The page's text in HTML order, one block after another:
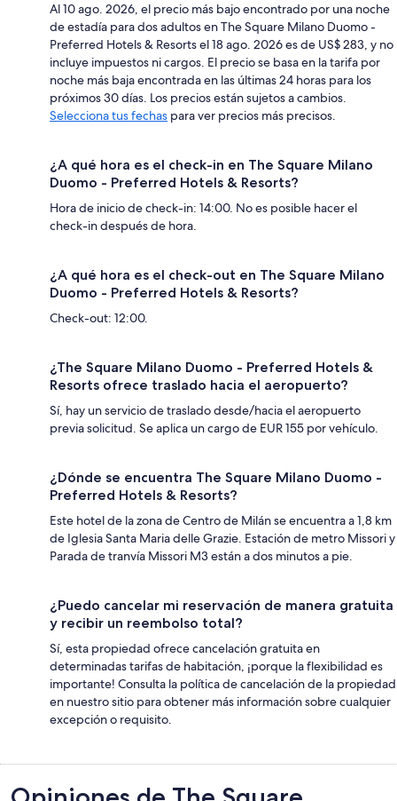
Al 10 ago. 2026, el precio más bajo encontrado por una noche
de estadía para dos adultos en The Square Milano Duomo -
Preferred Hotels & Resorts el 18 ago. 2026 es de US$ 283, y no
incluye impuestos ni cargos. El precio se basa en la tarifa por
noche más baja encontrada en las últimas 24 horas para los
próximos 30 días. Los precios están sujetos a cambios.
Selecciona tus fechas para ver precios más precisos.
¿A qué hora es el check-in en The Square Milano
Duomo - Preferred Hotels & Resorts?
Hora de inicio de check-in: 14:00. No es posible hacer el
check-in después de hora.
¿A qué hora es el check-out en The Square Milano
Duomo - Preferred Hotels & Resorts?
Check-out: 12:00.
¿The Square Milano Duomo - Preferred Hotels &
Resorts ofrece traslado hacia el aeropuerto?
Sí, hay un servicio de traslado desde/hacia el aeropuerto
previa solicitud. Se aplica un cargo de EUR 155 por vehículo.
¿Dónde se encuentra The Square Milano Duomo -
Preferred Hotels & Resorts?
Este hotel de la zona de Centro de Milán se encuentra a 1,8 km
de Iglesia Santa Maria delle Grazie. Estación de metro Missori y
Parada de tranvía Missori M3 están a dos minutos a pie.
¿Puedo cancelar mi reservación de manera gratuita
y recibir un reembolso total?
Sí, esta propiedad ofrece cancelación gratuita en
determinadas tarifas de habitación, ¡porque la flexibilidad es
importante! Consulta la política de cancelación de la propiedad
en nuestro sitio para obtener más información sobre cualquier
excepción o requisito.
Opiniones